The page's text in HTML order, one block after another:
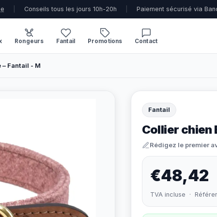
Conseils tous les jours 10h-20h Paiement sécurisé via
Rongeurs Fantail Promotions Contact
Fantail - M
Fantail
Collier chien
Rédigez le premier
€48,42
TVA incluse ·